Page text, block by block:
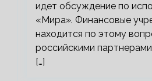
идет обсуждение по
«Мира». Финансовые
находится по этому
российскими
[…]